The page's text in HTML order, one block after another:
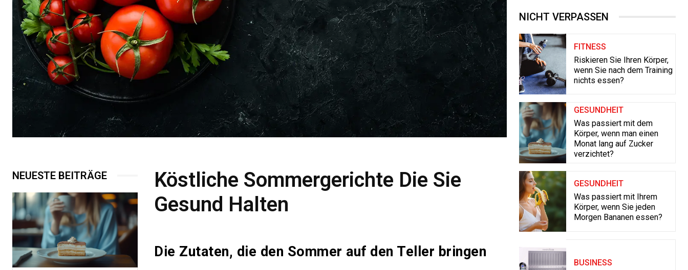
NEUESTE BEITRÄGE
Köstliche Sommergerichte Die Sie
Gesund Halten
Die Zutaten, die den Sommer auf den Teller bringen
NICHT VERPASSEN
FITNESS
Riskieren Sie Ihren Körper,
wenn Sie nach dem Training
nichts essen?
GESUNDHEIT
Was passiert mit dem
Körper, wenn man einen
Monat lang auf Zucker
verzichtet?
GESUNDHEIT
Was passiert mit Ihrem
Körper, wenn Sie jeden
Morgen Bananen essen?
BUSINESS